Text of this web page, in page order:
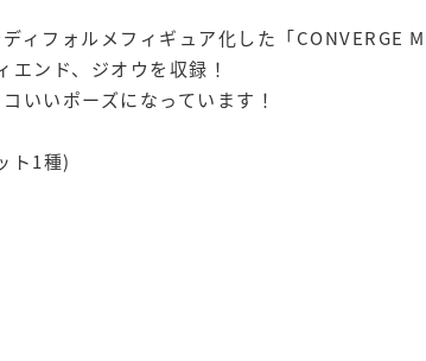
ィフォルメフィギュア化した「CONVERGE
エンド、ジオウを収録！
いいポーズになっています！
ト1種)